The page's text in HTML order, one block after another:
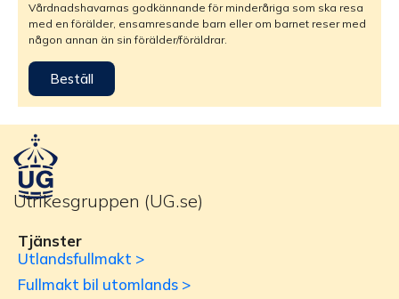
Vårdnadshavarnas godkännande för minderåriga som ska resa
med en förälder, ensamresande barn eller om barnet reser med
någon annan än sin förälder/föräldrar.
Beställ
Utrikesgruppen (UG.se)
Tjänster
Utlandsfullmakt >
Fullmakt bil utomlands >